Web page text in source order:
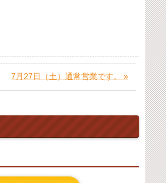
7月27日（土）通常営業です。 »